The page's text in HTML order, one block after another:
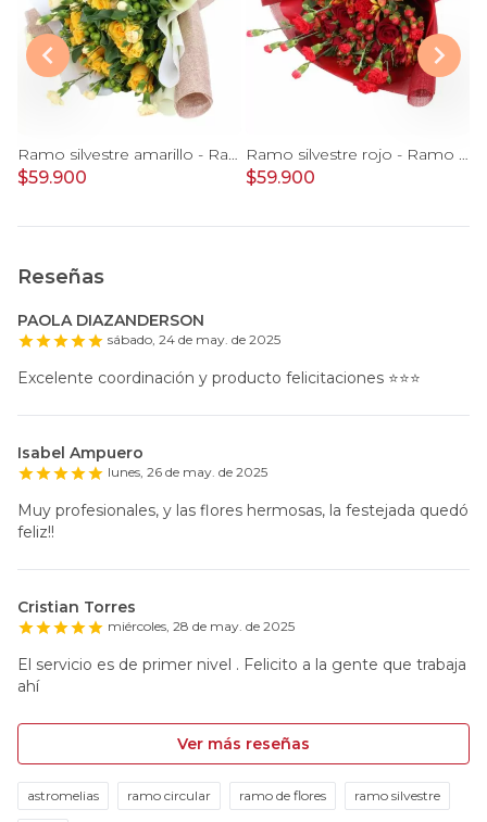
Ramo silvestre amarillo - Ramo de flores circular con rosas amarillas, claveles, astromelias e hypericum verde
$59.900
Ramo silvestre rojo - Ramo de flores circular con rosas rojas, claveles, astromelias, mini rosas e hypericum rojo
$59.900
Reseñas
PAOLA DIAZANDERSON
sábado, 24 de may. de 2025
Excelente coordinación y producto felicitaciones ⭐️⭐️⭐️
Isabel Ampuero
lunes, 26 de may. de 2025
Muy profesionales, y las flores hermosas, la festejada quedó
feliz!!
Cristian Torres
miércoles, 28 de may. de 2025
El servicio es de primer nivel . Felicito a la gente que trabaja
ahí
Ver más reseñas
astromelias ramo circular ramo de flores ramo silvestre